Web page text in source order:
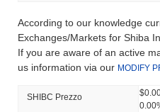
According to our knowledge
Exchanges/Markets for Shiba
If you are aware of an active
us information via our MODIFY
SHIBC Prezzo